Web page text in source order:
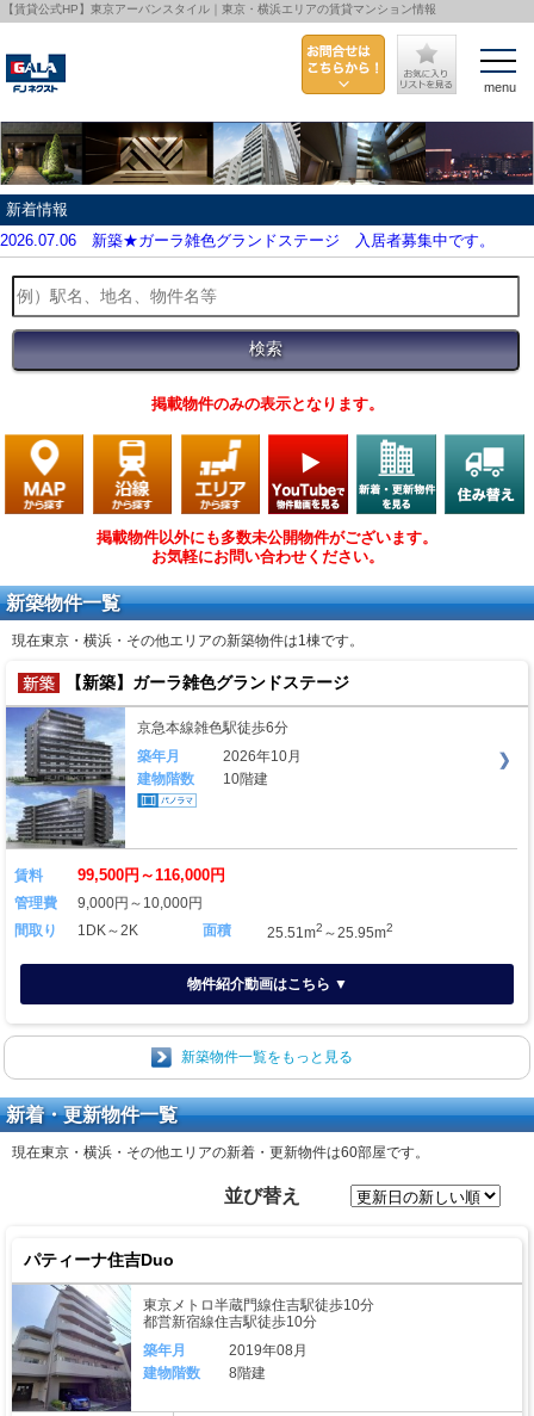
【賃貸公式HP】東京アーバンスタイル｜東京・横浜エリアの賃貸マンション情報
新着情報
2026.07.06 新築★ガーラ雑色グランドステージ 入居者募集中です。
掲載物件のみの表示となります。
掲載物件以外にも多数未公開物件がございます。
お気軽にお問い合わせください。
新築物件一覧
現在東京・横浜・その他エリアの新築物件は1棟です。
【新築】ガーラ雑色グランドステージ
京急本線雑色駅徒歩6分
築年月
2026年10月
建物階数
10階建
賃料 99,500円～116,000円
管理費
9,000円～10,000円
間取り
1DK～2K 面積 25.51m2 ～25.95m2
物件紹介動画はこちら ▼
新築物件一覧をもっと見る
新着・更新物件一覧
現在東京・横浜・その他エリアの新着・更新物件は60部屋です。
並び替え
パティーナ住吉Duo
東京メトロ半蔵門線住吉駅徒歩10分
都営新宿線住吉駅徒歩10分
築年月
2019年08月
建物階数
8階建
menu